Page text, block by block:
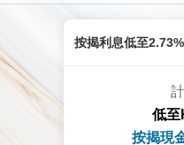
按揭利息低至
低至
按揭現